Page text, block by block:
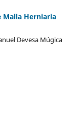
Malla Herniaria
Devesa Múgica